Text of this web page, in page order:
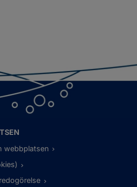
webbplatsen